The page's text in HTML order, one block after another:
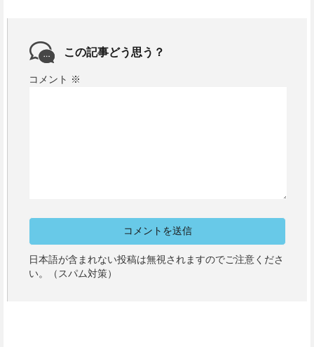
この記事どう思う？
コメント ※
日本語が含まれない投稿は無視されますのでご注意くださ
い。（スパム対策）